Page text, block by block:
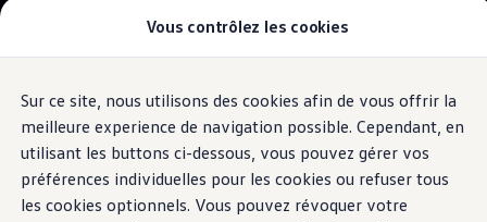
Vous contrôlez les cookies
Sur ce site, nous utilisons des cookies afin de vous offrir la
meilleure experience de navigation possible. Cependant, en
utilisant les buttons ci-dessous, vous pouvez gérer vos
préférences individuelles pour les cookies ou refuser tous
les cookies optionnels. Vous pouvez révoquer votre
Aller au
contenu
principal
Aller
au
pied
de
page
Modèles et configurateur
Offres pour particuliers
ID. Polo
ID.3 Neo
T-Roc
T-Cross
Taigo
Quelleest mon
autonomie?